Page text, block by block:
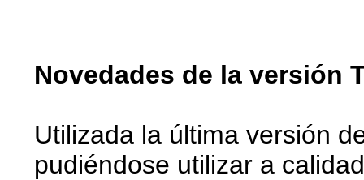
Novedades de la versión
Utilizada la última versión
pudiéndose utilizar a